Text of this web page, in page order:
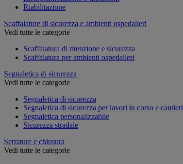
Riabilitazione
Scaffalature di sicurezza e ambienti ospedalieri
Vedi tutte le categorie
Scaffalatura di ritenzione e sicurezza
Scaffalatura per ambienti ospedalieri
Segnaletica di sicurezza
Vedi tutte le categorie
Segnaletica di sicurezza
Segnaletica di sicurezza per lavori in corso e cantieri
Segnaletica personalizzabile
Sicurezza stradale
Serrature e chiusura
Vedi tutte le categorie